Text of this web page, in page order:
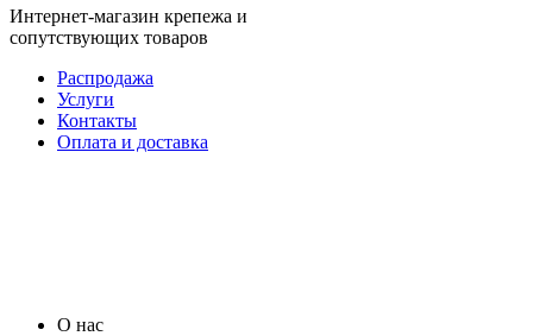
Интернет-магазин крепежа и
сопутствующих товаров
Распродажа
Услуги
Контакты
Оплата и доставка
О нас